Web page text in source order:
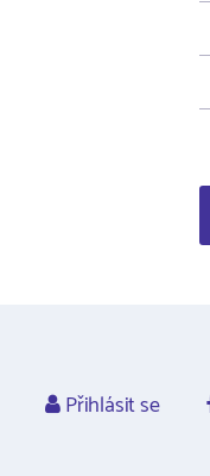
Přihlásit se